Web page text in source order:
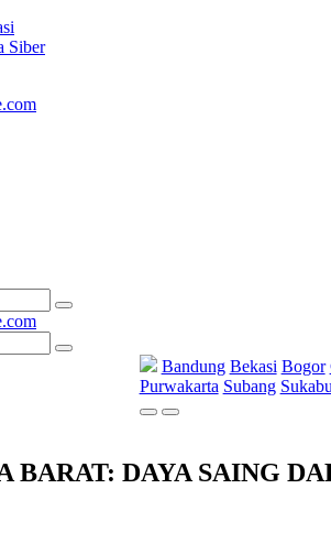
Siber
Bandung Bekasi Bogor
Purwakarta Subang
BARAT: DAYA SAING